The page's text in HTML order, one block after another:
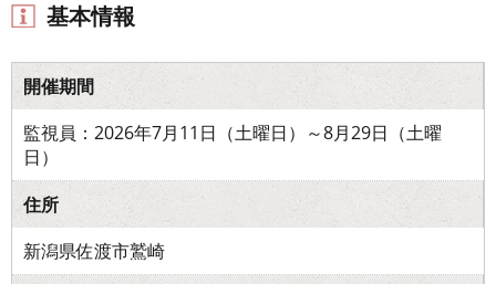
基本情報
開催期間
監視員：2026年7月11日（土曜日）～8月29日（土曜
日）
住所
新潟県佐渡市鷲崎